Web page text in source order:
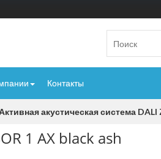
Контакты
акустическая система DALI
1 AX black ash